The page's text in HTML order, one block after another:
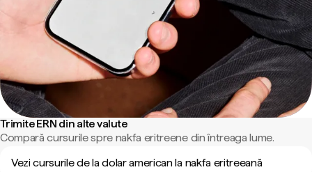
Trimite ERN din alte valute
Compară cursurile spre nakfa eritreene din întreaga lume.
Vezi cursurile de la dolar american la nakfa eritreeană